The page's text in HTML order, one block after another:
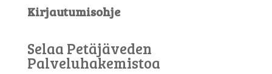
Kirjautumisohje
Selaa Petäjäveden
Palveluhakemistoa